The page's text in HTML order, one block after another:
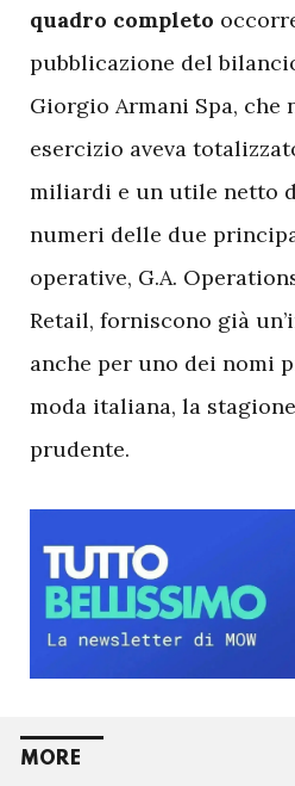
quadro completo
pubblicazione del
Giorgio Armani Spa, che
esercizio aveva
miliardi e un utile netto
numeri delle due
operative, G.A.
Retail, forniscono già
anche per uno dei nomi
moda italiana, la
prudente.
MORE